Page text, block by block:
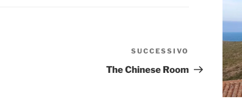
Articolo
successivo
SUCCESSIVO
The Chinese Room